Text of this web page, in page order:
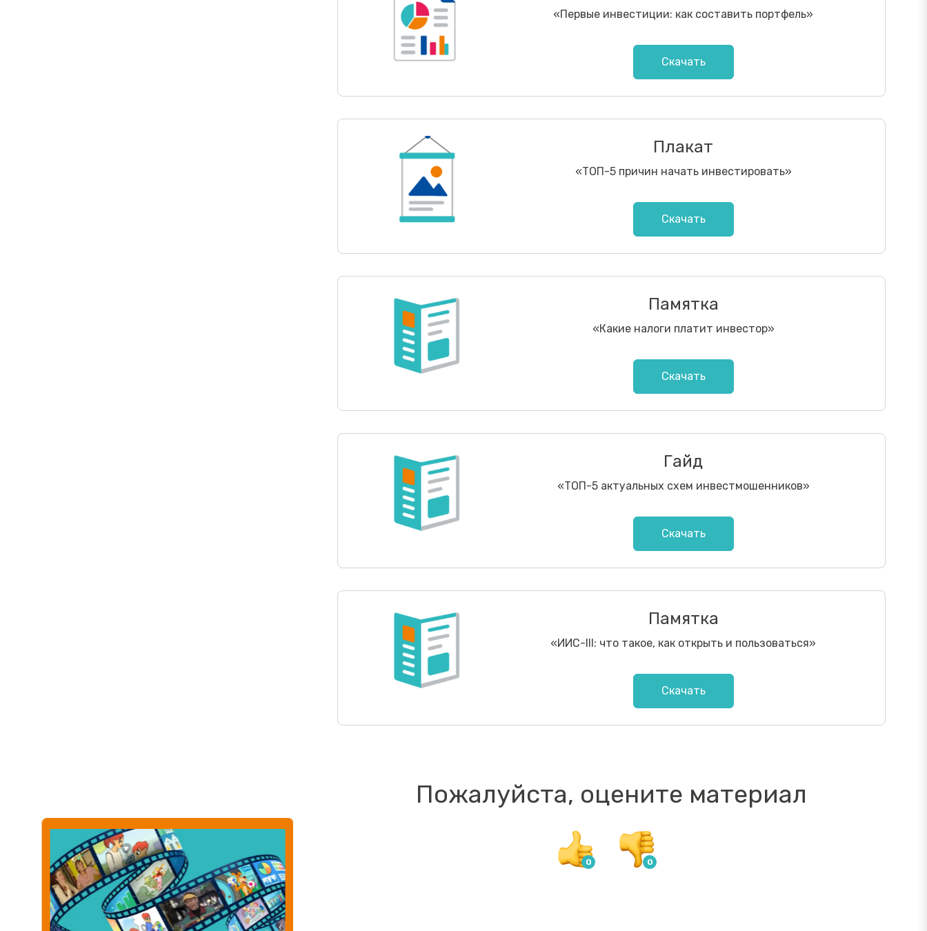
«Первые инвестиции: как составить портфель»
Скачать
Плакат
«ТОП-5 причин начать инвестировать»
Скачать
Памятка
«Какие налоги платит инвестор»
Скачать
Гайд
«ТОП-5 актуальных схем инвестмошенников»
Скачать
Памятка
«ИИС-III: что такое, как открыть и пользоваться»
Скачать
Пожалуйста, оцените материал